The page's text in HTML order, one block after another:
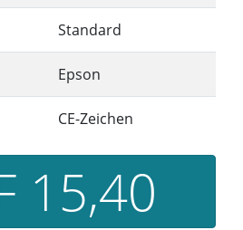
Standard
Epson
CE-Zeichen
15,40